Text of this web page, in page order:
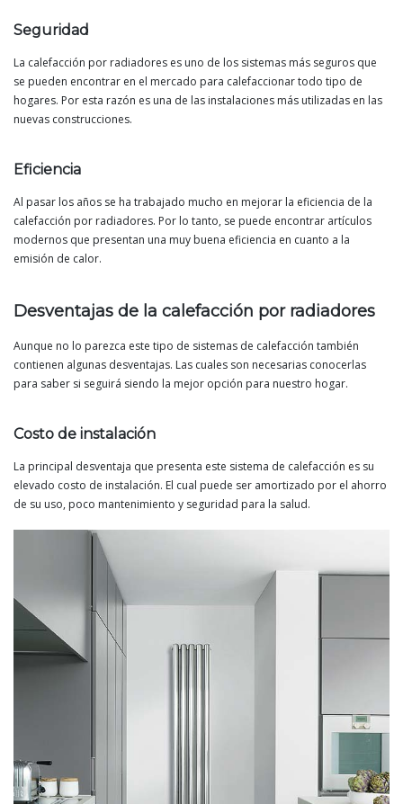
Seguridad
La calefacción por radiadores es uno de los sistemas más seguros que
se pueden encontrar en el mercado para calefaccionar todo tipo de
hogares. Por esta razón es una de las instalaciones más utilizadas en las
nuevas construcciones.
Eficiencia
Al pasar los años se ha trabajado mucho en mejorar la eficiencia de la
calefacción por radiadores. Por lo tanto, se puede encontrar artículos
modernos que presentan una muy buena eficiencia en cuanto a la
emisión de calor.
Desventajas de la calefacción por radiadores
Aunque no lo parezca este tipo de sistemas de calefacción también
contienen algunas desventajas. Las cuales son necesarias conocerlas
para saber si seguirá siendo la mejor opción para nuestro hogar.
Costo de instalación
La principal desventaja que presenta este sistema de calefacción es su
elevado costo de instalación. El cual puede ser amortizado por el ahorro
de su uso, poco mantenimiento y seguridad para la salud.